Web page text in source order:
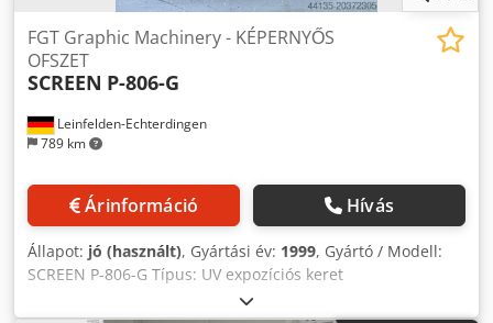
Leinfelden-Echterdingen
789 km
FGT Graphic Machinery - KÉPERNYŐS
OFSZET
SCREEN P-806-G
Árinformáció Hívás
Állapot: jó (használt), Gyártási év: 1999, Gyártó / Modell:
SCREEN P-806-G Típus: UV expozíciós keret
flexo-/ofszetnyomó lemezekhez Lámpaegység: VIO Quick